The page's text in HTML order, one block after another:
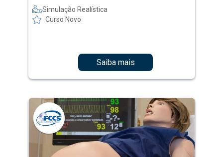
Simulação Realística
Curso Novo
Saiba mais